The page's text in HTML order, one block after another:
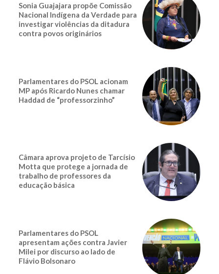
Sonia Guajajara propõe Comissão
Nacional Indígena da Verdade para
investigar violências da ditadura
contra povos originários
Parlamentares do PSOL acionam
MP após Ricardo Nunes chamar
Haddad de “professorzinho”
Câmara aprova projeto de Tarcísio
Motta que protege a jornada de
trabalho de professores da
educação básica
Parlamentares do PSOL
apresentam ações contra Javier
Milei por discurso ao lado de
Flávio Bolsonaro